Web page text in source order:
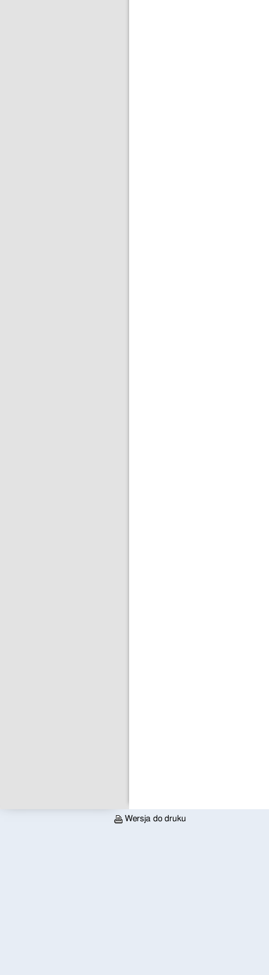
Wersja do druku